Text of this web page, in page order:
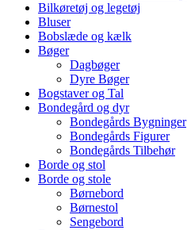
Bilkøretøj og legetøj
Bluser
Bobslæde og kælk
Bøger
Dagbøger
Dyre Bøger
Bogstaver og Tal
Bondegård og dyr
Bondegårds Bygninger
Bondegårds Figurer
Bondegårds Tilbehør
Borde og stol
Borde og stole
Børnebord
Børnestol
Sengebord